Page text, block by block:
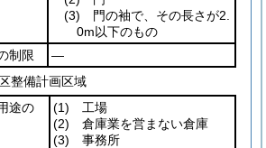
(3) 門の袖で、その長さが2.
0m以下のもの
制限
―
整備計画区域
途の
(1) 工場
(2) 倉庫業を営まない倉庫
(3) 事務所